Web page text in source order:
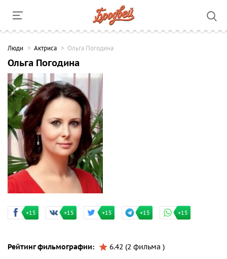
Люди Актриса Ольга Погодина
Ольга Погодина
+15 +15 +15 +15 +15
Рейтинг фильмографии: 6.42 (2 фильма )